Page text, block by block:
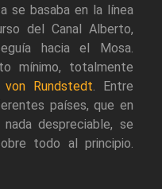
se basaba en la línea
del Canal Alberto,
hacia el Mosa.
mínimo, totalmente
von Rundstedt. Entre
países, que en
despreciable, se
todo al principio.